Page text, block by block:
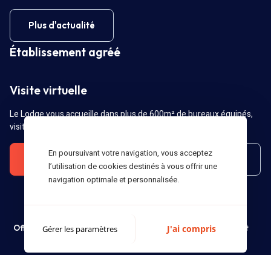
Plus d'actualité
Établissement agréé
Visite virtuelle
Le Lodge vous accueille dans plus de 600m² de bureaux équipés,
visitez-les dès maintenant !
Visitez vos futurs locaux Liste des locaux
Le Lodge, Domiciliation à Strasbourg
Offres
Bureaux Mentions légales Conseil Contact
En poursuivant votre navigation, vous acceptez
l’utilisation de cookies destinés à vous offrir une
navigation optimale et personnalisée.
Gérer les paramètres J'ai compris